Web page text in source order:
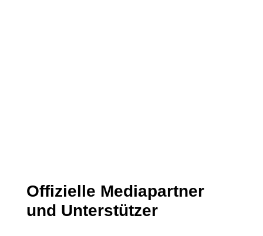
Offizielle Mediapartner
und Unterstützer